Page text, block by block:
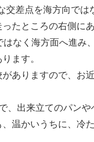
交差点を海方向では
たところの右側にあ
なく海方面へ進み
ます。
ありますので、お
、出来立てのパン
温かいうちに、冷